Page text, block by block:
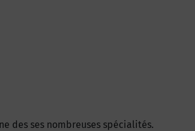
des ses nombreuses spécialités.